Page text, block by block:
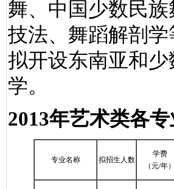
舞、中国少数民
技法、舞蹈解剖
拟开设东南亚和
学。
2013年艺术类各
专业名称 拟招生人数
学费
（元/年）